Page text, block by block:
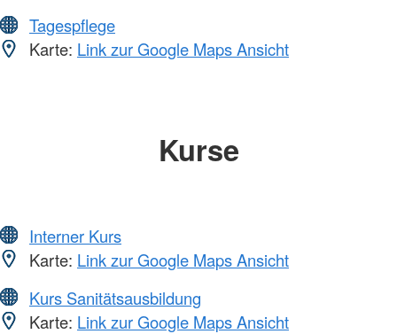
Tagespflege
Karte: Link zur Google Maps Ansicht
Kurse
Interner Kurs
Karte: Link zur Google Maps Ansicht
Kurs Sanitätsausbildung
Karte: Link zur Google Maps Ansicht